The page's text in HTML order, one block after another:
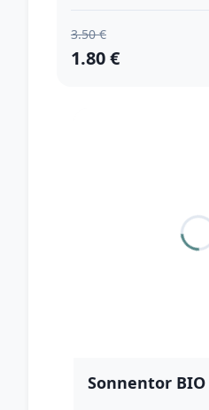
3.50 €
1.80 €
Sonnentor